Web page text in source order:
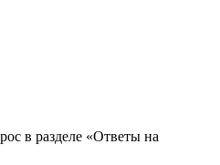
в разделе «Ответы на